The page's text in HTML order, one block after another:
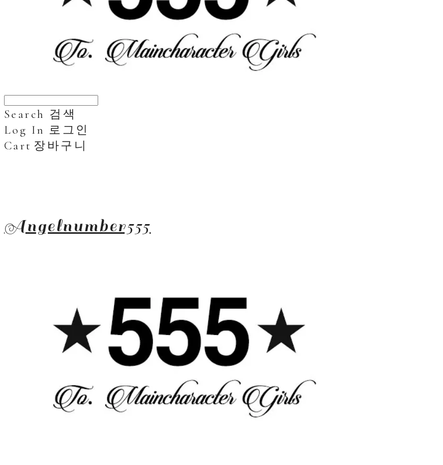
Search 검색
Log In 로그인
Cart 장바구니
Angelnumber555